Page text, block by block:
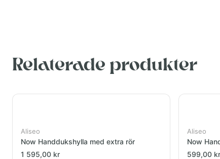
Relaterade produkter
Aliseo
Now Handdukshylla med extra rör
1 595,00 kr
Aliseo
Now
599,00 kr